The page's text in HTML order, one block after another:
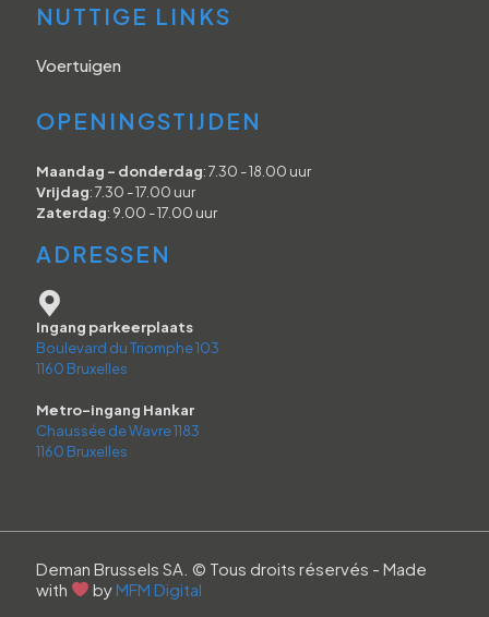
NUTTIGE LINKS
Voertuigen
OPENINGSTIJDEN
Maandag - donderdag: 7.30 - 18.00 uur
Vrijdag: 7.30 - 17.00 uur
Zaterdag: 9.00 - 17.00 uur
ADRESSEN
Ingang parkeerplaats
Boulevard du Triomphe 103
1160 Bruxelles
Metro-ingang Hankar
Chaussée de Wavre 1183
1160 Bruxelles
Deman Brussels SA. © Tous droits réservés - Made
with
byMFM Digital